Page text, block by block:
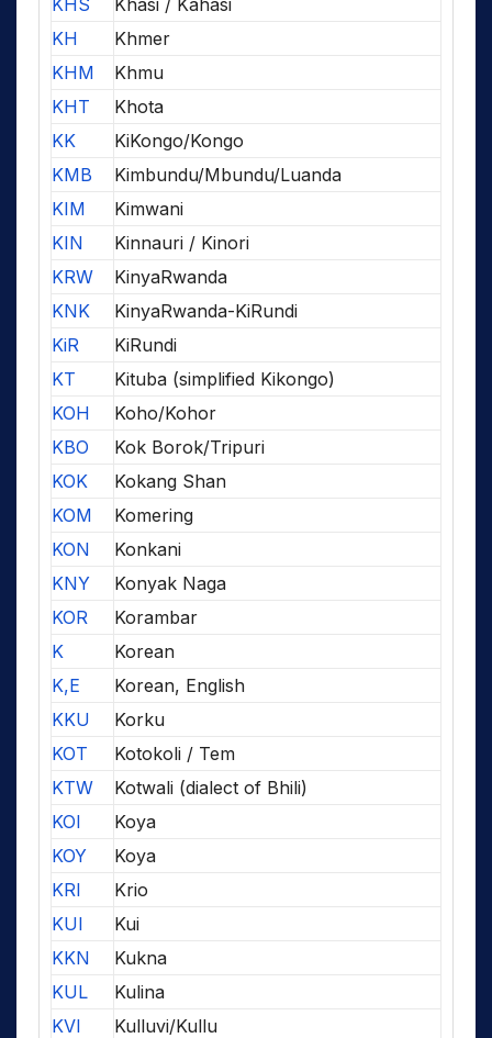
KH
Khmer
KHM
Khmu
KHT
Khota
KK
KiKongo/Kongo
KMB
Kimbundu/Mbundu/Luanda
KIM
Kimwani
KIN
Kinnauri / Kinori
KRW
KinyaRwanda
KNK
KinyaRwanda-KiRundi
KiR
KiRundi
KT
Kituba (simplified Kikongo)
KOH
Koho/Kohor
KBO
Kok Borok/Tripuri
KOK
Kokang Shan
KOM
Komering
KON
Konkani
KNY
Konyak Naga
KOR
Korambar
K
Korean
K,E
Korean, English
KKU
Korku
KOT
Kotokoli / Tem
KTW
Kotwali (dialect of Bhili)
KOI
Koya
KOY
Koya
KRI
Krio
KUI
Kui
KKN
Kukna
KUL
Kulina
KVI
Kulluvi/Kullu